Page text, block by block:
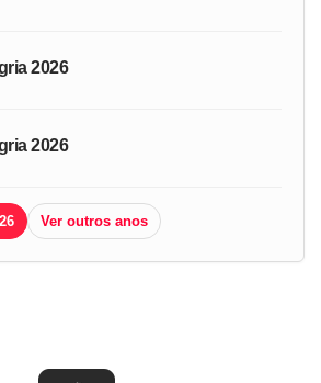
2026
2026
Ver outros anos